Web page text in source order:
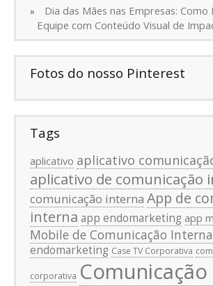
Dia das Mães nas Empresas: Como
Equipe com Conteúdo Visual de
Fotos do nosso Pinterest
Tags
aplicativo aplicativo
aplicativo de comunicação
comunicação interna App de
interna app endomarketing app
Mobile de Comunicação Interna
endomarketing Case TV Corporativa
corporativa